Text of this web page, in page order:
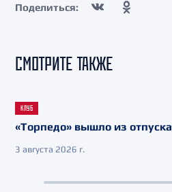
Поделиться:
СМОТРИТЕ ТАКЖЕ
КЛУБ
«Торпедо» вышло из отпуска
3 августа 2026 г.